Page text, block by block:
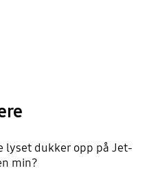
lyset dukker opp på Jet-
min?